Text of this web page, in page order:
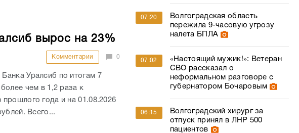
вырос на 23%
Комментарии 0
Уралсиб по итогам 7
чем в 1,2 раза к
прошлого года и на 01.08.2026
Всего...
07:20
Волгоградская область
пережила 9-часовую угрозу
налета БПЛА
07:02
«Настоящий мужик!»: Ветеран
СВО рассказал о
неформальном разговоре с
губернатором Бочаровым
06:15
Волгоградский хирург за
отпуск принял в ЛНР 500
пациентов